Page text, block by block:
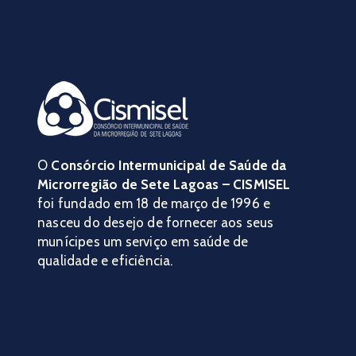
O Consórcio Intermunicipal de Saúde da
Microrregião de Sete Lagoas – CISMISEL
foi fundado em 18 de março de 1996 e
nasceu do desejo de fornecer aos seus
munícipes um serviço em saúde de
qualidade e eficiência.